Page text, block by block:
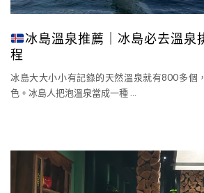
冰島溫泉推薦｜冰島必去溫泉
程
冰島大大小小有記錄的天然溫泉就有800多個
色。冰島人把泡溫泉當成一種 …